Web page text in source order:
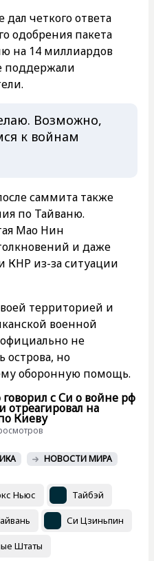
четкого ответа
одобрения пакета
на 14 миллиардов
поддержали
Возможно,
к войнам
саммита также
по Тайваню.
Мао Нин
и даже
из-за ситуации
территорией и
военной
не
острова, но
оборонную помощь.
с Си о войне рф
отреагировал на
Киеву
НОВОСТИ МИРА
Ньюс Тайбэй
Си Цзиньпин
Штаты